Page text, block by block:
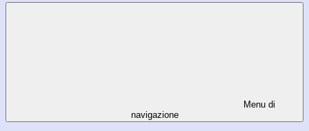
Menu di
navigazione